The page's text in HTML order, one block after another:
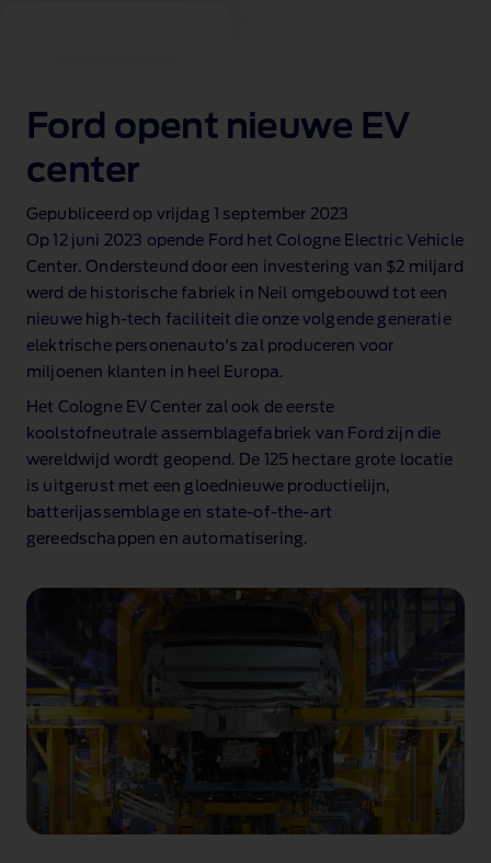
Ford opent nieuwe EV
center
Gepubliceerd op vrijdag 1 september 2023
Op 12 juni 2023 opende Ford het Cologne Electric Vehicle
Center. Ondersteund door een investering van $2 miljard
werd de historische fabriek in Neil omgebouwd tot een
nieuwe high‑tech faciliteit die onze volgende generatie
elektrische personenauto's zal produceren voor
miljoenen klanten in heel Europa.
Het Cologne EV Center zal ook de eerste
koolstofneutrale assemblagefabriek van Ford zijn die
wereldwijd wordt geopend. De 125 hectare grote locatie
is uitgerust met een gloednieuwe productielijn,
batterijassemblage en state‑of‑the‑art
gereedschappen en automatisering.